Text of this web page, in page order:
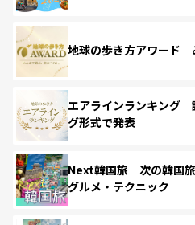
地球の歩き方アワード
エアラインランキング
グ形式で発表
Next韓国旅 次の韓国旅
グルメ・テクニック